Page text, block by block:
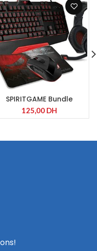
SPIRITGAME Bundle
Gaming mouse + Pad
125,00 DH